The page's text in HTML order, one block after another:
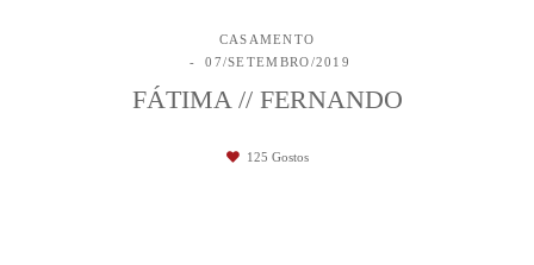
CASAMENTO
07/SETEMBRO/2019
FÁTIMA // FERNANDO
125 Gostos